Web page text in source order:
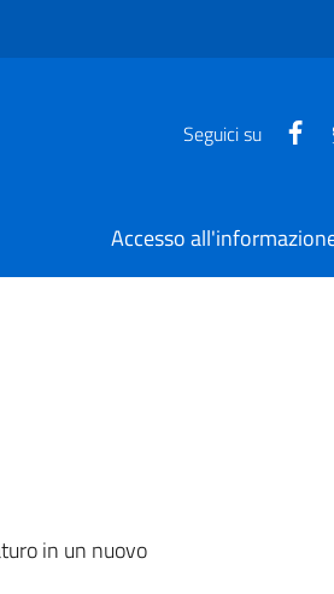
Seguici su
Accesso
in un nuovo